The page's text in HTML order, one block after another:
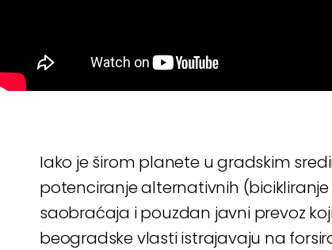
Iako je širom planete u gradskim
potenciranje alternativnih
saobraćaja i pouzdan javni prevoz
beogradske vlasti istrajavaju na